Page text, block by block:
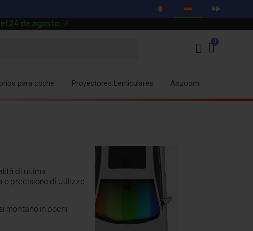
⚡
para coche Proyectores Lenticulares Aozoom
di ultima
e precisione di utilizzo
si montano in pochi